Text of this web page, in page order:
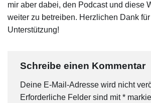
mir aber dabei, den Podcast und diese
weiter zu betreiben. Herzlichen Dank
Unterstützung!
Schreibe einen Kommentar
Deine E-Mail-Adresse wird nicht
Erforderliche Felder sind mit*